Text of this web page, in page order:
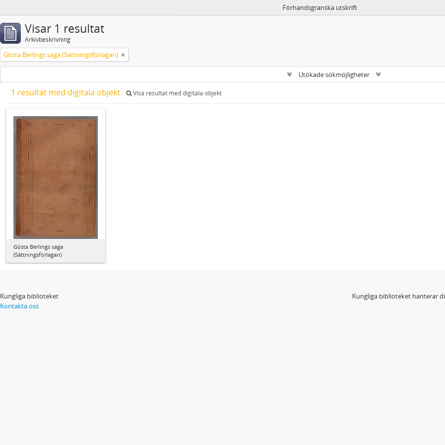
Förhandsgranska utskrift
Visar 1 resultat
Arkivbeskrivning
Gösta Berlings saga (Sättningsförlagan)
Utökade sökmöjligheter
1 resultat med digitala objekt Visa resultat med digitala objekt
Gösta Berlings saga
(Sättningsförlagan)
Kungliga biblioteket
Kontakta oss
Kungliga biblioteket hanterar